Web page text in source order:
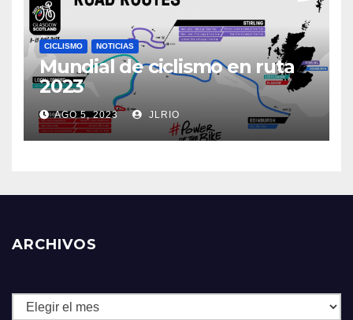
CICLISMO NOTICIAS
Mundial de ciclismo en ruta
2023
AGO 5, 2023 JLRIO
ARCHIVOS
Archivos